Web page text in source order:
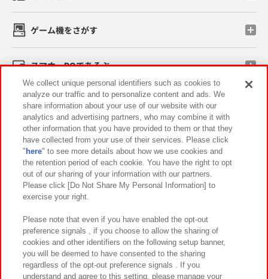
ゲーム機をさがす
スマホ・PCであそぶ
イベント・キャンペーン
関連会社 サステナビリティ サイトポリシー
プライバシーポリシー ウェブアクセシビリティ方針と検証結果
お取引先さまとともに
カスタマーハラスメント対応方針 よくあるご質問・お問い合わせ
We collect unique personal identifiers such as cookies to
analyze our traffic and to personalize content and ads. We
share information about your use of our website with our
analytics and advertising partners, who may combine it with
other information that you have provided to them or that they
have collected from your use of their services. Please click
" here" to see more details about how we use cookies and
the retention period of each cookie. You have the right to opt
out of our sharing of your information with our partners.
Please click [Do Not Share My Personal Information] to
exercise your right.
Please note that even if you have enabled the opt-out
preference signals , if you choose to allow the sharing of
cookies and other identifiers on the following setup banner,
you will be deemed to have consented to the sharing
regardless of the opt-out preference signals . If you
understand and agree to this setting, please manage your